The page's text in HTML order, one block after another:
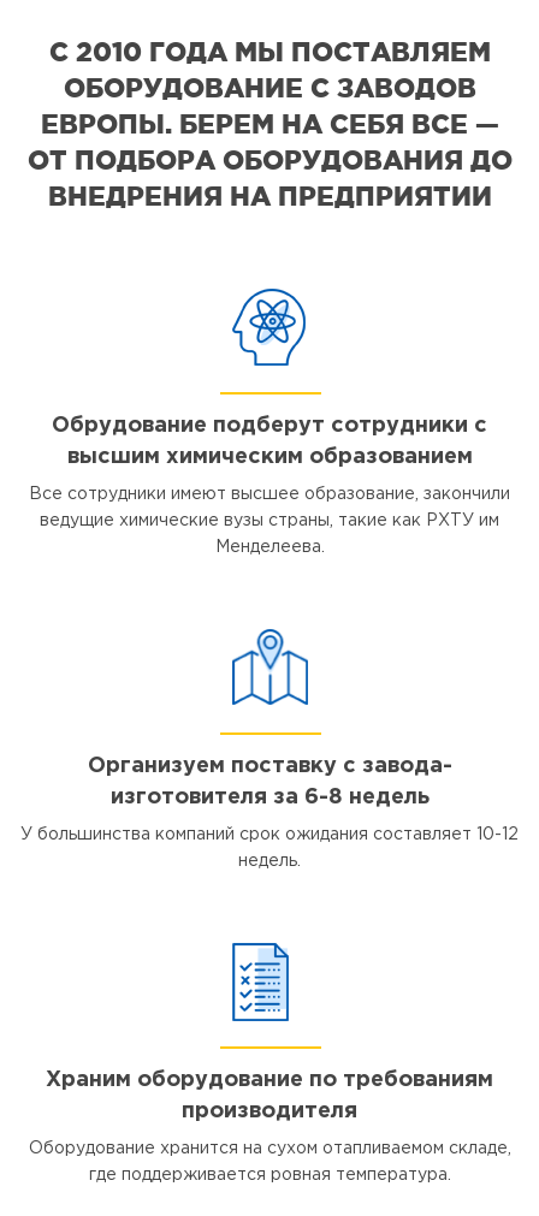
С 2010 ГОДА МЫ ПОСТАВЛЯЕМ
ОБОРУДОВАНИЕ С ЗАВОДОВ
ЕВРОПЫ. БЕРЕМ НА СЕБЯ ВСЕ —
ОТ ПОДБОРА ОБОРУДОВАНИЯ ДО
ВНЕДРЕНИЯ НА ПРЕДПРИЯТИИ
Обрудование подберут сотрудники с
высшим химическим образованием
Все сотрудники имеют высшее образование, закончили
ведущие химические вузы страны, такие как РХТУ им
Менделеева.
Организуем поставку с завода-
изготовителя за 6-8 недель
У большинства компаний срок ожидания составляет 10-12
недель.
Храним оборудование по требованиям
производителя
Оборудование хранится на сухом отапливаемом складе,
где поддерживается ровная температура.